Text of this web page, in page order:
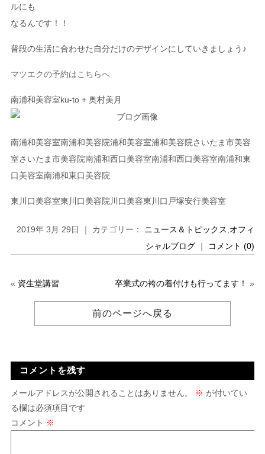
ルにも
なるんです！！
普段の生活に合わせた自分だけのデザインにしていきましょう ♪
マツエクの予約はこちらへ
南浦和美容室ku-to + 奥村美月
南浦和美容室南浦和美容院浦和美容室浦和美容院さいたま市美容
室さいたま市美容院南浦和西口美容室南浦和西口美容室南浦和東
口美容室南浦和東口美容院
東川口美容室東川口美容院川口美容東川口戸塚安行美容室
2019年 3月 29日 ｜ カテゴリー： ニュース＆トピックス オフィ
シャルブログ ｜ コメント (0)
« 資生堂講習 卒業式の袴の着付けも行ってます！ »
前のページへ戻る
コメントを残す
メールアドレスが公開されることはありません。 ※ が付いてい
る欄は必須項目です
コメント ※